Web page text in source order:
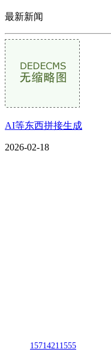
最新新闻
AI等东西拼接生成
2026-02-18
15714211555